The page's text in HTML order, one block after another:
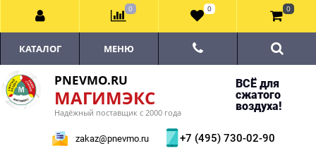
PNEVMO.RU
МАГИМЭКС
Надёжный поставщик с 2000 года
ВСЁ для
сжатого
воздуха!
zakaz@pnevmo.ru +7 (495) 730-02-90
КАТАЛОГ МЕНЮ
0 0 0